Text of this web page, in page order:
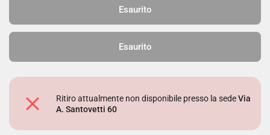
Esaurito
Esaurito
Ritiro attualmente non disponibile presso la sedeVia
A. Santovetti 60